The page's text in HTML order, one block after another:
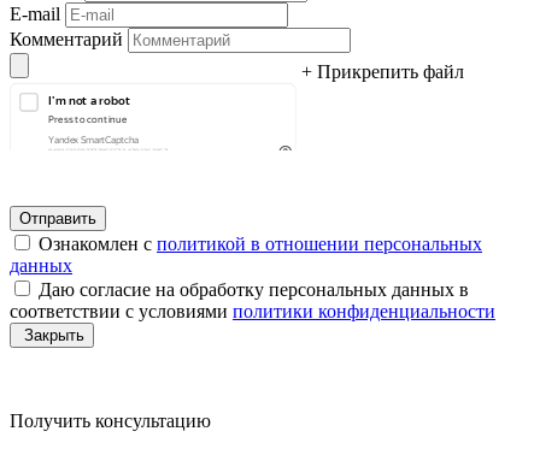
E-mail
Комментарий
+ Прикрепить файл
Ознакомлен с политикой в отношении персональных
данных
Даю согласие на обработку персональных данных в
соответствии с условиями политики конфиденциальности
Закрыть
Получить консультацию